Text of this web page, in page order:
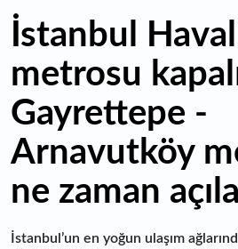
İstanbul
metrosu
Gayrettepe -
Arnavutköy
ne zaman
İstanbul’un en yoğun ulaşım